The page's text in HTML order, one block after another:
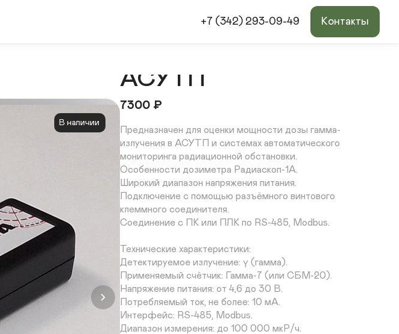
+7 (342) 293-09-49 Контакты
В наличии
АСУТП
7300 ₽
Предназначен для оценки мощности дозы гамма-
излучения в АСУТП и системах автоматического
мониторинга радиационной обстановки.
Особенности дозиметра Радиаскоп-1А.
Широкий диапазон напряжения питания.
Подключение с помощью разъёмного винтового
клеммного соединителя.
Соединение с ПК или ПЛК по RS-485, Modbus.
Технические характеристики:
Детектируемое излучение: γ (гамма).
Применяемый счётчик: Гамма-7 (или СБМ-20).
Напряжение питания: от 4,6 до 30 В.
Потребляемый ток, не более: 10 мА.
Интерфейс: RS-485, Modbus.
Диапазон измерения: до 100 000 мкР/ч.